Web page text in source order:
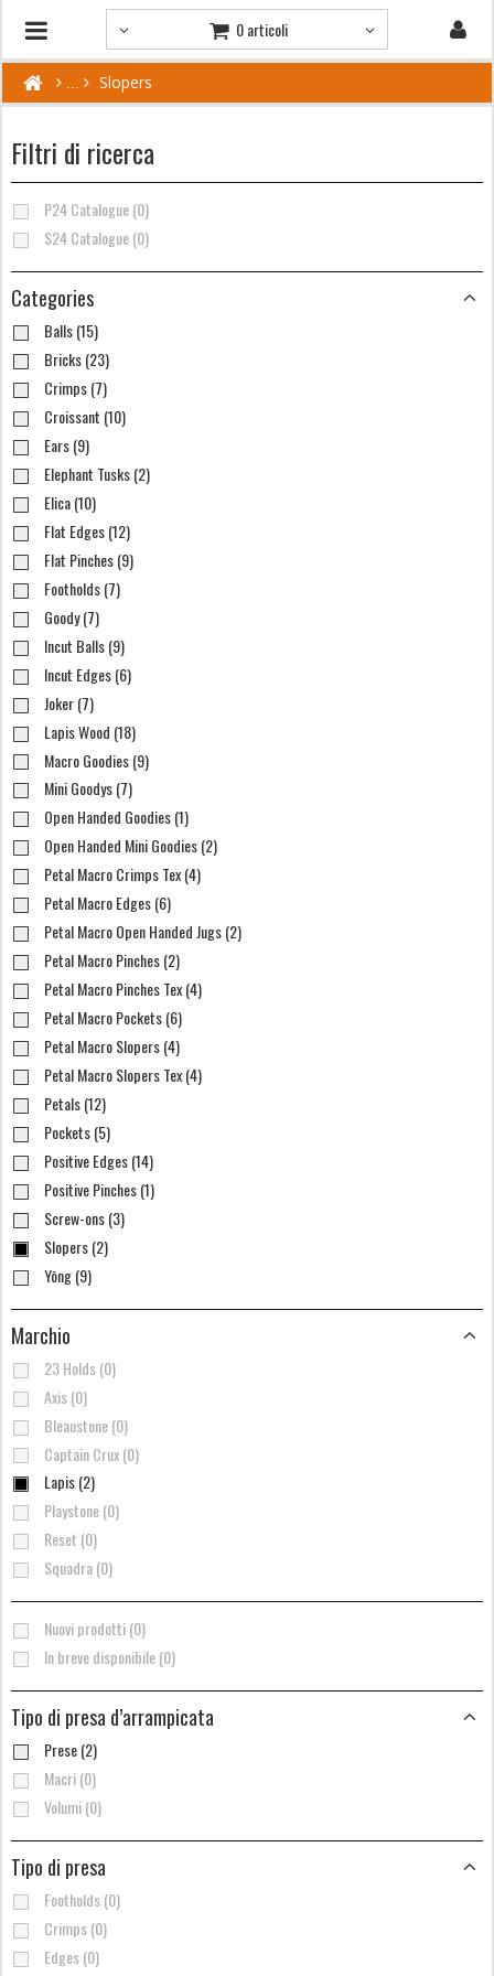
0 articoli
Slopers
Filtri di ricerca
P24 Catalogue (0)
S24 Catalogue (0)
Categories
Balls (15)
Bricks (23)
Crimps (7)
Croissant (10)
Ears (9)
Elephant Tusks (2)
Elica (10)
Flat Edges (12)
Flat Pinches (9)
Footholds (7)
Goody (7)
Incut Balls (9)
Incut Edges (6)
Joker (7)
Lapis Wood (18)
Macro Goodies (9)
Mini Goodys (7)
Open Handed Goodies (1)
Open Handed Mini Goodies (2)
Petal Macro Crimps Tex (4)
Petal Macro Edges (6)
Petal Macro Open Handed Jugs (2)
Petal Macro Pinches (2)
Petal Macro Pinches Tex (4)
Petal Macro Pockets (6)
Petal Macro Slopers (4)
Petal Macro Slopers Tex (4)
Petals (12)
Pockets (5)
Positive Edges (14)
Positive Pinches (1)
Screw-ons (3)
Slopers (2)
Yōng (9)
Marchio
23 Holds (0)
Axis (0)
Bleaustone (0)
Captain Crux (0)
Lapis (2)
Playstone (0)
Reset (0)
Squadra (0)
Nuovi prodotti (0)
In breve disponibile (0)
Tipo di presa d’arrampicata
Prese (2)
Macri (0)
Volumi (0)
Tipo di presa
Footholds (0)
Crimps (0)
Edges (0)